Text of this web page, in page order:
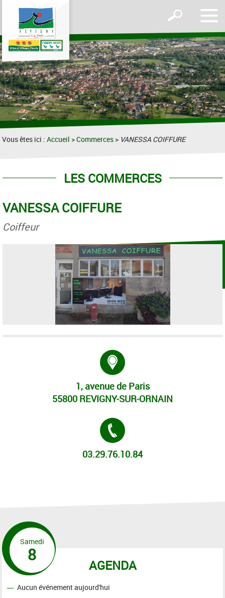
le
Afficher
formulaire
de
recherche
Vous êtes ici :Accueil >Commerces > VANESSA COIFFURE
LES COMMERCES
VANESSA COIFFURE
Coiffeur
1, avenue de Paris
55800 REVIGNY-SUR-ORNAIN
03.29.76.10.84
AGENDA
Samedi
8
Aucun événement aujourd'hui